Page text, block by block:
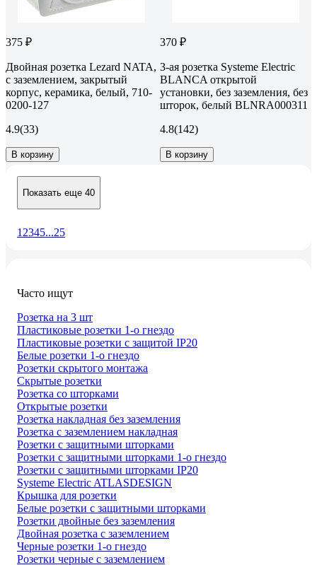
375 ₽
Двойная розетка Lezard NATA,
с заземлением, закрытый
корпус, керамика, белый, 710-
0200-127
4.9(33)
В корзину
370 ₽
3-ая розетка Systeme Electric
BLANCA открытой
установки, без заземления, без
шторок, белый BLNRA000311
4.8(142)
В корзину
Показать еще 40
1 2345...25
Часто ищут
Розетка на 3 шт
Пластиковые розетки 1-о гнездо
Пластиковые розетки с защитой IP20
Белые розетки 1-о гнездо
Розетки скрытого монтажа
Скрытые розетки
Розетка со шторками
Открытые розетки
Розетка накладная без заземления
Розетка с заземлением накладная
Розетки с защитными шторками
Розетки с защитными шторками 1-о гнездо
Розетки с защитными шторками IP20
Systeme Electric ATLASDESIGN
Крышка для розетки
Белые розетки с защитными шторками
Розетки двойные без заземления
Двойная розетка с заземлением
Черные розетки 1-о гнездо
Розетки черные с заземлением